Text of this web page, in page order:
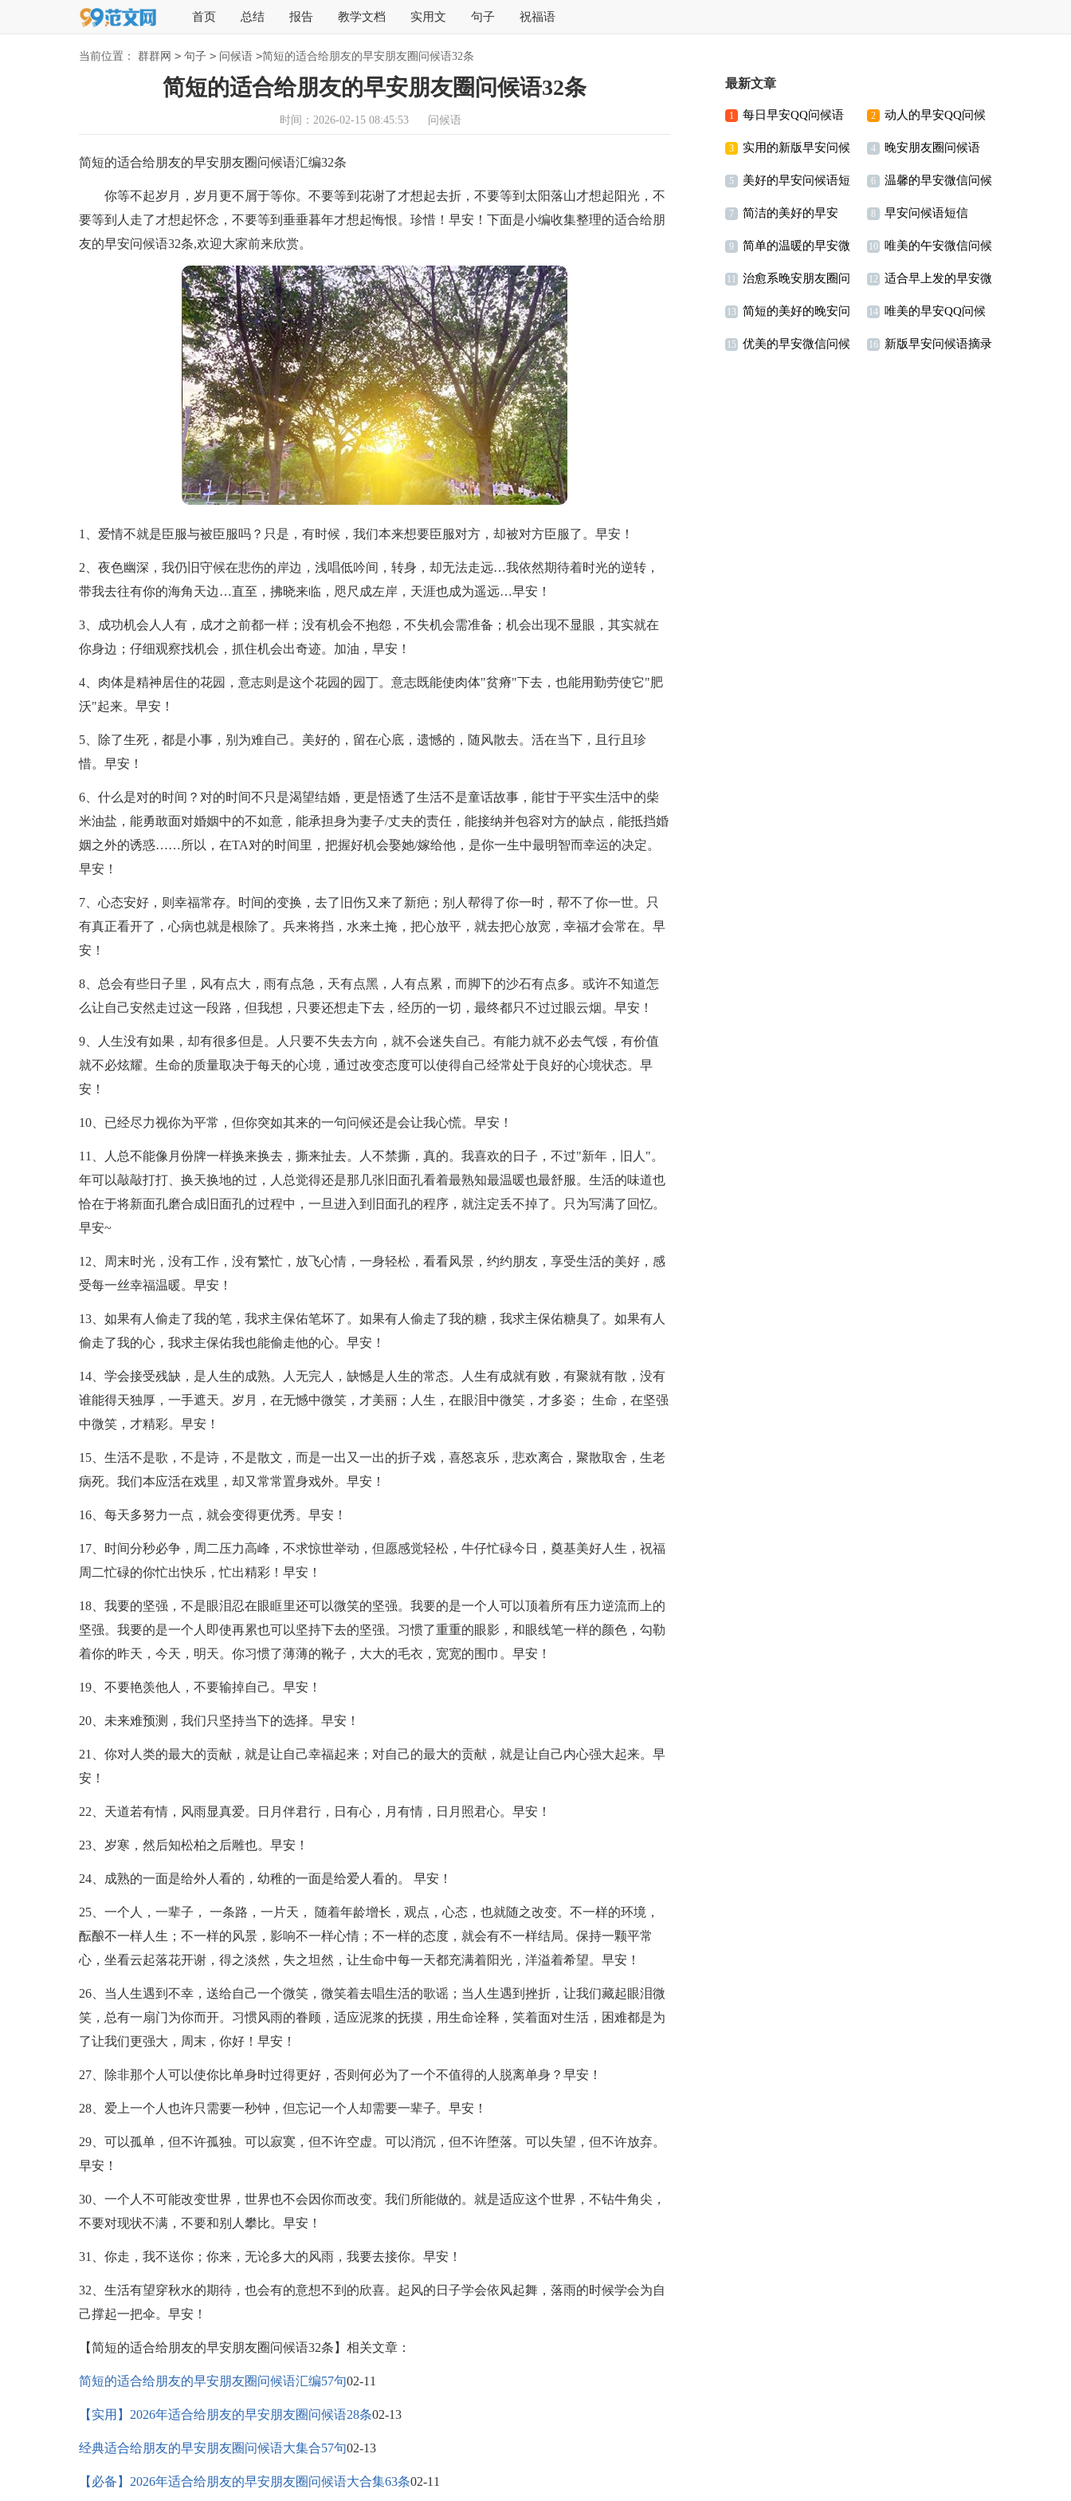
首页 总结 报告 教学文档 实用文 句子 祝福语
当前位置： 群群网 > 句子 > 问候语 >简短的适合给朋友的早安朋友圈问候语32条
简短的适合给朋友的早安朋友圈问候语32条
时间：2026-02-15 08:45:53 问候语
简短的适合给朋友的早安朋友圈问候语汇编32条
你等不起岁月，岁月更不屑于等你。不要等到花谢了才想起去折，不要等到太阳落山才想起阳光，不
要等到人走了才想起怀念，不要等到垂垂暮年才想起悔恨。珍惜！早安！下面是小编收集整理的适合给朋
友的早安问候语32条,欢迎大家前来欣赏。
1、爱情不就是臣服与被臣服吗？只是，有时候，我们本来想要臣服对方，却被对方臣服了。早安！
2、夜色幽深，我仍旧守候在悲伤的岸边，浅唱低吟间，转身，却无法走远…我依然期待着时光的逆转，
带我去往有你的海角天边…直至，拂晓来临，咫尺成左岸，天涯也成为遥远…早安！
3、成功机会人人有，成才之前都一样；没有机会不抱怨，不失机会需准备；机会出现不显眼，其实就在
你身边；仔细观察找机会，抓住机会出奇迹。加油，早安！
4、肉体是精神居住的花园，意志则是这个花园的园丁。意志既能使肉体"贫瘠"下去，也能用勤劳使它"肥
沃"起来。早安！
5、除了生死，都是小事，别为难自己。美好的，留在心底，遗憾的，随风散去。活在当下，且行且珍
惜。早安！
6、什么是对的时间？对的时间不只是渴望结婚，更是悟透了生活不是童话故事，能甘于平实生活中的柴
米油盐，能勇敢面对婚姻中的不如意，能承担身为妻子/丈夫的责任，能接纳并包容对方的缺点，能抵挡婚
姻之外的诱惑……所以，在TA对的时间里，把握好机会娶她/嫁给他，是你一生中最明智而幸运的决定。
早安！
7、心态安好，则幸福常存。时间的变换，去了旧伤又来了新疤；别人帮得了你一时，帮不了你一世。只
有真正看开了，心病也就是根除了。兵来将挡，水来土掩，把心放平，就去把心放宽，幸福才会常在。早
安！
8、总会有些日子里，风有点大，雨有点急，天有点黑，人有点累，而脚下的沙石有点多。或许不知道怎
么让自己安然走过这一段路，但我想，只要还想走下去，经历的一切，最终都只不过过眼云烟。早安！
9、人生没有如果，却有很多但是。人只要不失去方向，就不会迷失自己。有能力就不必去气馁，有价值
就不必炫耀。生命的质量取决于每天的心境，通过改变态度可以使得自己经常处于良好的心境状态。早
安！
10、已经尽力视你为平常，但你突如其来的一句问候还是会让我心慌。早安！
11、人总不能像月份牌一样换来换去，撕来扯去。人不禁撕，真的。我喜欢的日子，不过"新年，旧人"。
年可以敲敲打打、换天换地的过，人总觉得还是那几张旧面孔看着最熟知最温暖也最舒服。生活的味道也
恰在于将新面孔磨合成旧面孔的过程中，一旦进入到旧面孔的程序，就注定丢不掉了。只为写满了回忆。
早安~
12、周末时光，没有工作，没有繁忙，放飞心情，一身轻松，看看风景，约约朋友，享受生活的美好，感
受每一丝幸福温暖。早安！
13、如果有人偷走了我的笔，我求主保佑笔坏了。如果有人偷走了我的糖，我求主保佑糖臭了。如果有人
偷走了我的心，我求主保佑我也能偷走他的心。早安！
14、学会接受残缺，是人生的成熟。人无完人，缺憾是人生的常态。人生有成就有败，有聚就有散，没有
谁能得天独厚，一手遮天。岁月，在无憾中微笑，才美丽；人生，在眼泪中微笑，才多姿； 生命，在坚强
中微笑，才精彩。早安！
15、生活不是歌，不是诗，不是散文，而是一出又一出的折子戏，喜怒哀乐，悲欢离合，聚散取舍，生老
病死。我们本应活在戏里，却又常常置身戏外。早安！
16、每天多努力一点，就会变得更优秀。早安！
17、时间分秒必争，周二压力高峰，不求惊世举动，但愿感觉轻松，牛仔忙碌今日，奠基美好人生，祝福
周二忙碌的你忙出快乐，忙出精彩！早安！
18、我要的坚强，不是眼泪忍在眼眶里还可以微笑的坚强。我要的是一个人可以顶着所有压力逆流而上的
坚强。我要的是一个人即使再累也可以坚持下去的坚强。习惯了重重的眼影，和眼线笔一样的颜色，勾勒
着你的昨天，今天，明天。你习惯了薄薄的靴子，大大的毛衣，宽宽的围巾。早安！
19、不要艳羡他人，不要输掉自己。早安！
20、未来难预测，我们只坚持当下的选择。早安！
21、你对人类的最大的贡献，就是让自己幸福起来；对自己的最大的贡献，就是让自己内心强大起来。早
安！
22、天道若有情，风雨显真爱。日月伴君行，日有心，月有情，日月照君心。早安！
23、岁寒，然后知松柏之后雕也。早安！
24、成熟的一面是给外人看的，幼稚的一面是给爱人看的。 早安！
25、一个人，一辈子， 一条路，一片天， 随着年龄增长，观点，心态，也就随之改变。不一样的环境，
酝酿不一样人生；不一样的风景，影响不一样心情；不一样的态度，就会有不一样结局。保持一颗平常
心，坐看云起落花开谢，得之淡然，失之坦然，让生命中每一天都充满着阳光，洋溢着希望。早安！
26、当人生遇到不幸，送给自己一个微笑，微笑着去唱生活的歌谣；当人生遇到挫折，让我们藏起眼泪微
笑，总有一扇门为你而开。习惯风雨的眷顾，适应泥浆的抚摸，用生命诠释，笑着面对生活，困难都是为
了让我们更强大，周末，你好！早安！
27、除非那个人可以使你比单身时过得更好，否则何必为了一个不值得的人脱离单身？早安！
28、爱上一个人也许只需要一秒钟，但忘记一个人却需要一辈子。早安！
29、可以孤单，但不许孤独。可以寂寞，但不许空虚。可以消沉，但不许堕落。可以失望，但不许放弃。
早安！
30、一个人不可能改变世界，世界也不会因你而改变。我们所能做的。就是适应这个世界，不钻牛角尖，
不要对现状不满，不要和别人攀比。早安！
31、你走，我不送你；你来，无论多大的风雨，我要去接你。早安！
32、生活有望穿秋水的期待，也会有的意想不到的欣喜。起风的日子学会依风起舞，落雨的时候学会为自
己撑起一把伞。早安！
【简短的适合给朋友的早安朋友圈问候语32条】相关文章：
简短的适合给朋友的早安朋友圈问候语汇编57句02-11
【实用】2026年适合给朋友的早安朋友圈问候语28条02-13
经典适合给朋友的早安朋友圈问候语大集合57句02-13
【必备】2026年适合给朋友的早安朋友圈问候语大合集63条02-11
最新文章
1 每日早安QQ问候语 2 动人的早安QQ问候
语59条
3 实用的新版早安问候
语52条
4 晚安朋友圈问候语
5 美好的早安问候语短
信
6 温馨的早安微信问候
语
7 简洁的美好的早安
QQ问候语
8 早安问候语短信
9 简单的温暖的早安微
信问候语67条
10 唯美的午安微信问候
语摘录
11 治愈系晚安朋友圈问
候语摘录
12 适合早上发的早安微
信问候语
13 简短的美好的晚安问
候语短信47条
14 唯美的早安QQ问候
语摘录49条
15 优美的早安微信问候 16 新版早安问候语摘录